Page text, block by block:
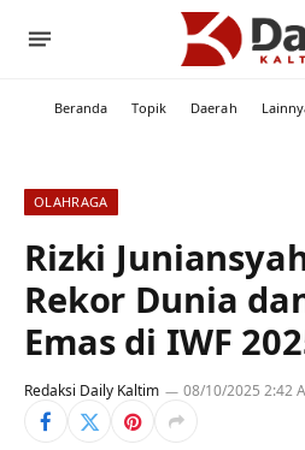
Beranda Topik Daerah
OLAHRAGA
Rizki
Rekor Dunia
Emas di IWF
Redaksi Daily Kaltim 08/10/2025 2:42